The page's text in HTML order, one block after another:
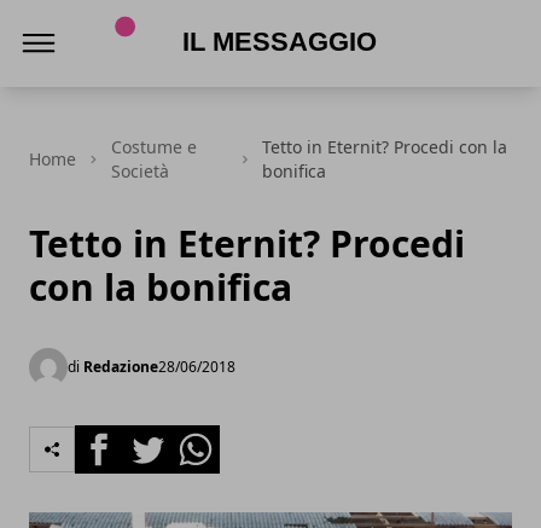
Home
Costume e
Società
Tetto in Eternit? Procedi con la
bonifica
Tetto in Eternit? Procedi
con la bonifica
di Redazione28/06/2018
FacebookTwitterWhatsapp